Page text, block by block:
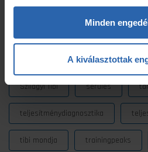
Minden
A kiválasztottak
laktátmérés MLSS
résztáv
Szilágyi Tibi sérülés
teljesítménydiagnosztika
tibi mondja trainingpeaks